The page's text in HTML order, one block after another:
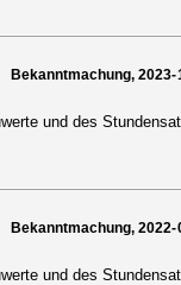
Bekanntmachung, 2023-
und des
Bekanntmachung, 2022-
und des